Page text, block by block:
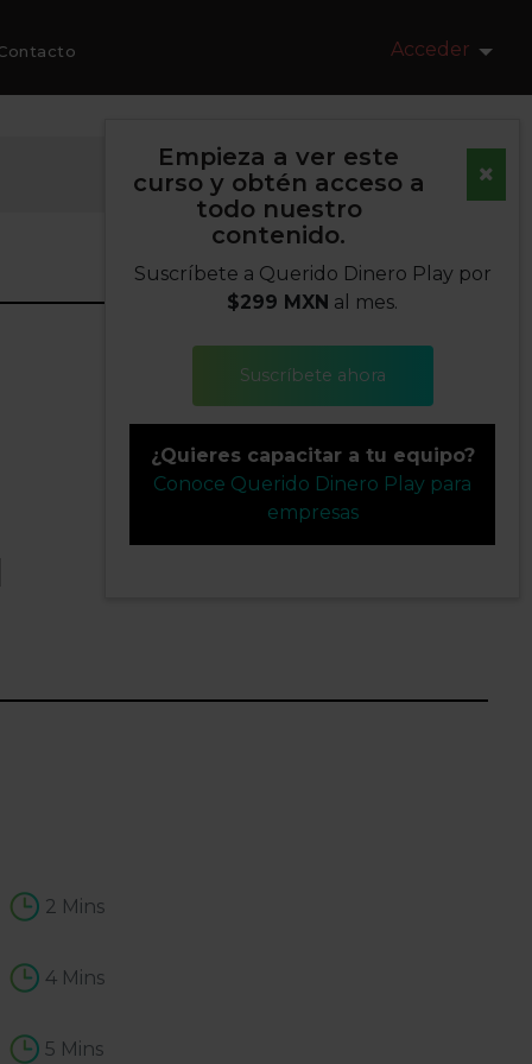
Acceder
2 Mins
4 Mins
5 Mins
Empieza a ver este
curso y obtén acceso a
todo nuestro
contenido.
Suscríbete a Querido Dinero Play por
$299 MXN al mes.
Suscríbete ahora
¿Quieres capacitar a tu equipo?
Conoce Querido Dinero Play para
empresas